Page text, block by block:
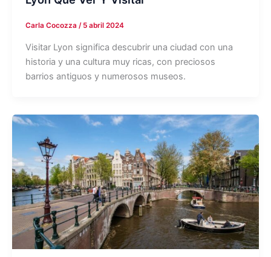
Carla Cocozza / 5 abril 2024
Visitar Lyon significa descubrir una ciudad con una
historia y una cultura muy ricas, con preciosos
barrios antiguos y numerosos museos.